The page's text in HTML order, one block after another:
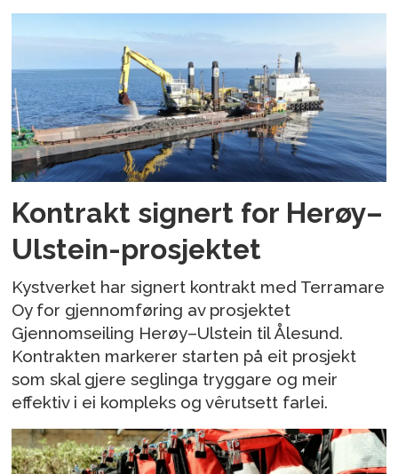
Kontrakt signert for Herøy–
Ulstein-prosjektet
Kystverket har signert kontrakt med Terramare
Oy for gjennomføring av prosjektet
Gjennomseiling Herøy–Ulstein til Ålesund.
Kontrakten markerer starten på eit prosjekt
som skal gjere seglinga tryggare og meir
effektiv i ei kompleks og vêrutsett farlei.